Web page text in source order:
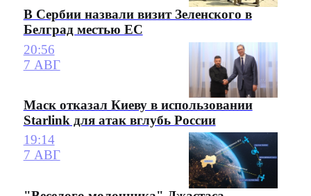
В Сербии назвали визит Зеленского в
Белград местью ЕС
20:56
7 АВГ
Маск отказал Киеву в использовании
Starlink для атак вглубь России
19:14
7 АВГ